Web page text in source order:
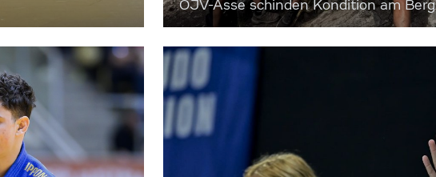
ÖJV-Asse schinden Kondition am Berg